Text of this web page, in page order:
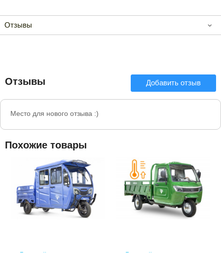
Отзывы
Отзывы Добавить отзыв
Место для нового отзыва :)
Похожие товары